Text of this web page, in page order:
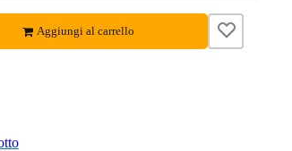
Aggiungi al carrello